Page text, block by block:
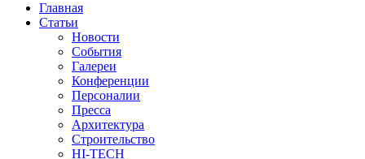
Главная
Статьи
Новости
События
Галереи
Конференции
Персоналии
Пресса
Архитектура
Строительство
HI-TECH